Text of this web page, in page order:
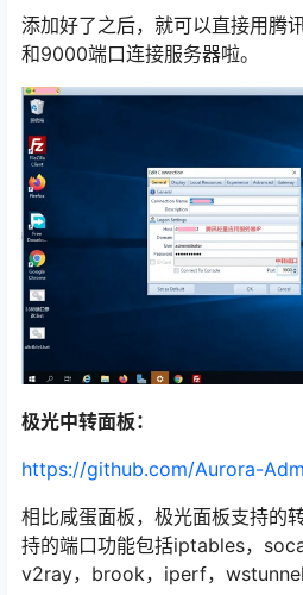
添加好了之后，就可以直接用腾
和9000端口连接服务器啦。
极光中转面板：
https://github.com/Aurora-
相比咸蛋面板，极光面板支持的
持的端口功能包括iptables，
v2ray，brook，iperf，wstunnel